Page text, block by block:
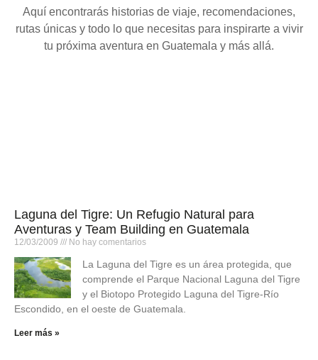
Aquí encontrarás historias de viaje, recomendaciones,
rutas únicas y todo lo que necesitas para inspirarte a vivir
tu próxima aventura en Guatemala y más allá.
Laguna del Tigre: Un Refugio Natural para
Aventuras y Team Building en Guatemala
12/03/2009 No hay comentarios
La Laguna del Tigre es un área protegida, que
comprende el Parque Nacional Laguna del Tigre
y el Biotopo Protegido Laguna del Tigre-Río
Escondido, en el oeste de Guatemala.
Leer más »